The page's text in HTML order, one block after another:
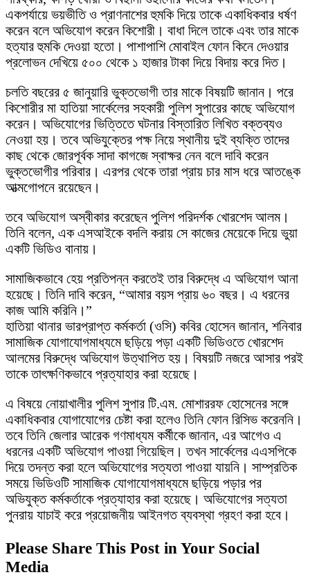
একপর্যায়ে ভয়ভীতি ও প্রাণনাশের হুমকি দিয়ে তাকে একাধিকবার ধর্ষণ
করেন বলে অভিযোগ করেন কিশোরী। বাধা দিলে তাকে এবং তার মাকে
হত্যার হুমকি দেওয়া হতো। পাশাপাশি মোবাইল ফোন কিনে দেওয়ার
প্রলোভন দেখিয়ে ৫০০ থেকে ১ হাজার টাকা দিয়ে বিদায় করে দিত।
চলতি বছরের ৫ জানুয়ারি ভুক্তভোগী তার মাকে বিষয়টি জানান। পরে
কিশোরীর মা হাতিয়া সার্কেলের সহকারী পুলিশ সুপারের কাছে অভিযোগ
করেন। অভিযোগের ভিত্তিতে ঘটনার বিস্তারিত লিখিত বক্তব্যও
নেওয়া হয়। তবে অভিযুক্তের পক্ষ নিয়ে স্থানীয় দুই ব্যক্তি তাদের
কাছ থেকে জোরপূর্বক সাদা কাগজে স্বাক্ষর নেন বলে দাবি করেন
ভুক্তভোগীর পরিবার। এরপর থেকে তারা প্রায় চার মাস ধরে আতঙ্কে
আত্মগোপনে রয়েছেন।
তবে অভিযোগ অস্বীকার করেছেন পুলিশ পরিদর্শক খোরশেদ আলম।
তিনি বলেন, এক এসআইকে বদলি করায় সে কাজের মেয়েকে দিয়ে ভুয়া
একটি ভিডিও বানায়।
সামাজিকভাবে হেয় প্রতিপন্ন করতেই তার বিরুদ্ধে এ অভিযোগ আনা
হয়েছে। তিনি দাবি করেন, “আমার বয়স প্রায় ৬০ বছর। এ ধরনের
কাজ আমি করিনি।”
হাতিয়া থানার ভারপ্রাপ্ত কর্মকর্তা (ওসি) কবির হোসেন জানান, শনিবার
সামাজিক যোগাযোগমাধ্যমে ছড়িয়ে পড়া একটি ভিডিওতে খোরশেদ
আলমের বিরুদ্ধে অভিযোগ উত্থাপিত হয়। বিষয়টি নজরে আসার পরই
তাকে তাৎক্ষণিকভাবে প্রত্যাহার করা হয়েছে।
এ বিষয়ে নোয়াখালীর পুলিশ সুপার টি.এম. মোশাররফ হোসেনের সঙ্গে
একাধিকবার যোগাযোগের চেষ্টা করা হলেও তিনি ফোন রিসিভ করেননি।
তবে তিনি জেলার আরেক গণমাধ্যম কর্মীকে জানান, এর আগেও এ
ধরনের একটি অভিযোগ পাওয়া গিয়েছিল। তখন সার্কেলের এএসপিকে
দিয়ে তদন্ত করা হলে অভিযোগের সত্যতা পাওয়া যায়নি। সাম্প্রতিক
সময়ে ভিডিওটি সামাজিক যোগাযোগমাধ্যমে ছড়িয়ে পড়ার পর
অভিযুক্ত কর্মকর্তাকে প্রত্যাহার করা হয়েছে। অভিযোগের সত্যতা
পুনরায় যাচাই করে প্রয়োজনীয় আইনগত ব্যবস্থা গ্রহণ করা হবে।
Please Share This Post in Your Social
Media